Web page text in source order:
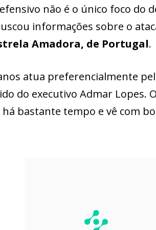
não é o único foco do
informações sobre o
Amadora, de Portugal.
atua preferencialmente
do executivo Admar Lopes.
bastante tempo e vê com